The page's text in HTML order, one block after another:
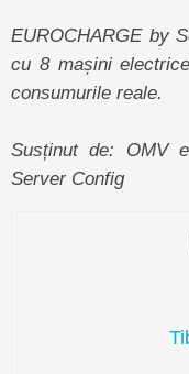
EUROCHARGE by
cu 8 mașini
consumurile reale.
Susținut de: OMV
Server Config